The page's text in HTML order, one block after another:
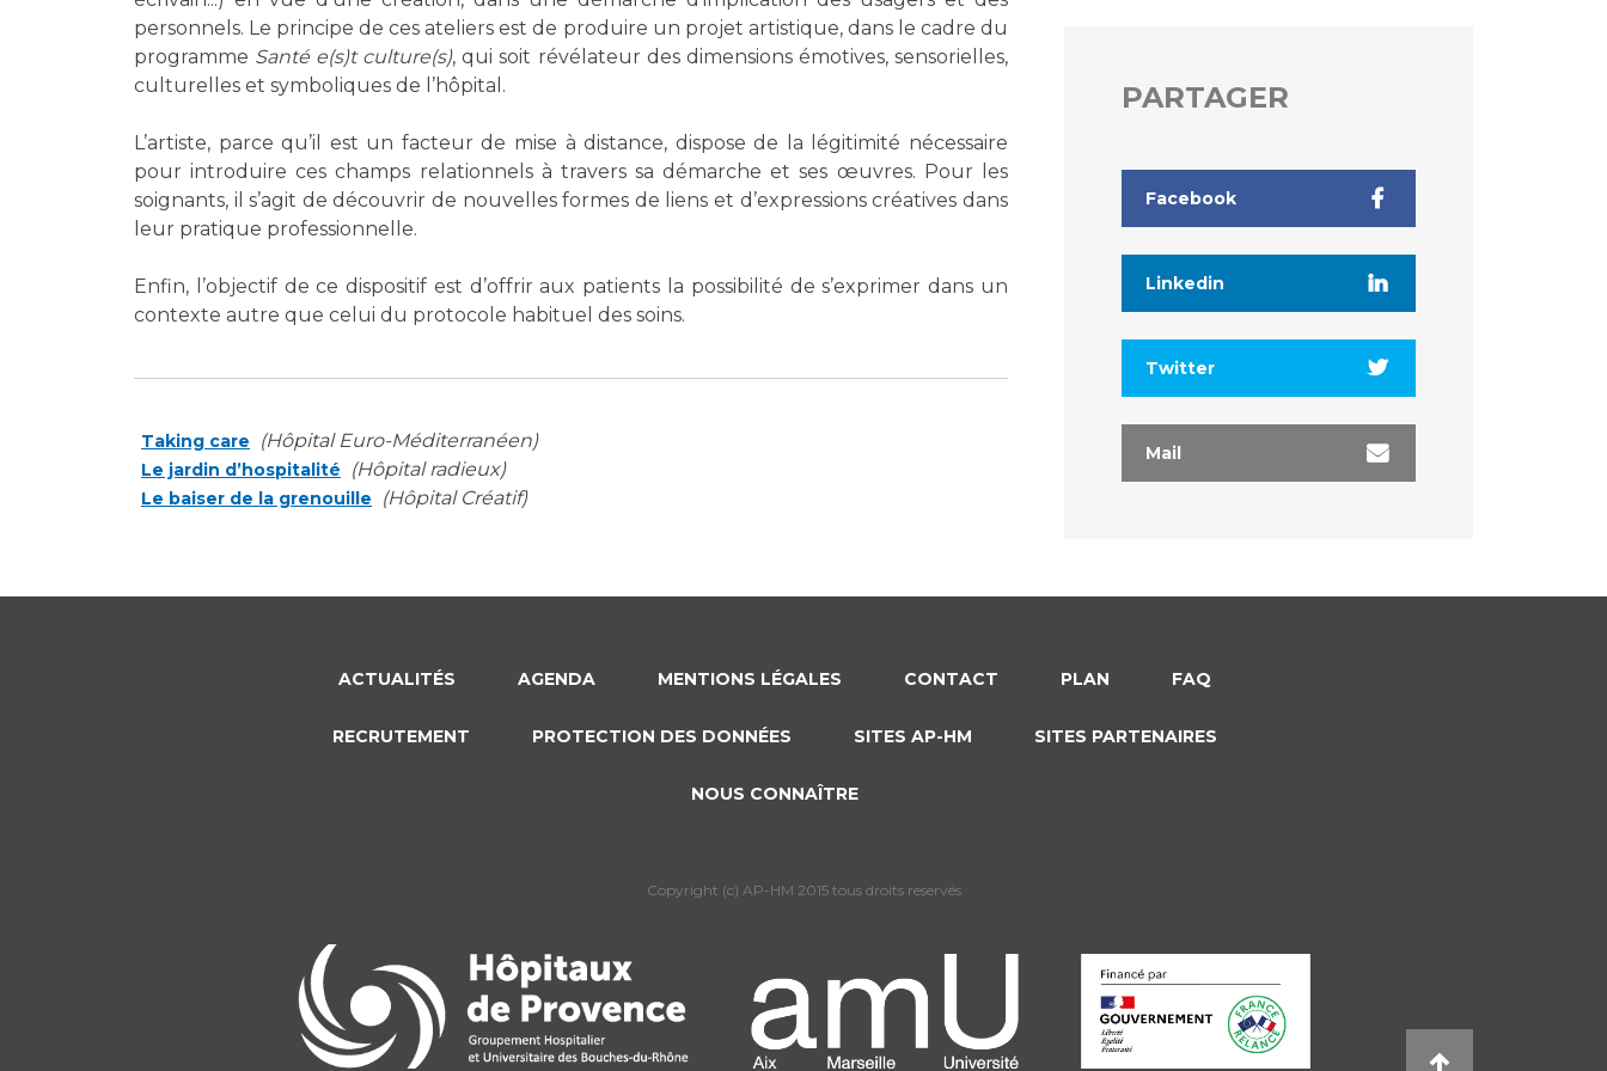
Laïcité et cultes
Les associations
Livret d'accueil
Transports sanitaires
Vos droits, vos devoirs
Maternité Hôpital Nord
Les structures de recherche
Maladies Rares
Plateforme d'Expertise
Maladies Rares
personnels. Le principe de ces ateliers est de produire un projet artistique, dans le cadre du
programme Santé e(s)t culture(s), qui soit révélateur des dimensions émotives, sensorielles,
culturelles et symboliques de l’hôpital.
L’artiste, parce qu’il est un facteur de mise à distance, dispose de la légitimité nécessaire
pour introduire ces champs relationnels à travers sa démarche et ses œuvres. Pour les
soignants, il s’agit de découvrir de nouvelles formes de liens et d’expressions créatives dans
leur pratique professionnelle.
Enfin, l’objectif de ce dispositif est d’offrir aux patients la possibilité de s’exprimer dans un
contexte autre que celui du protocole habituel des soins.
Taking care (Hôpital Euro-Méditerranéen)
Le jardin d’hospitalité (Hôpital radieux)
Le baiser de la grenouille (Hôpital Créatif)
PARTAGER
Facebook
Linkedin
Twitter
Mail
ACTUALITÉS AGENDA MENTIONS LÉGALES CONTACT PLAN FAQ
RECRUTEMENT PROTECTION DES DONNÉES SITES AP-HM SITES PARTENAIRES
NOUS CONNAÎTRE
Copyright (c) AP-HM 2015 tous droits reservés